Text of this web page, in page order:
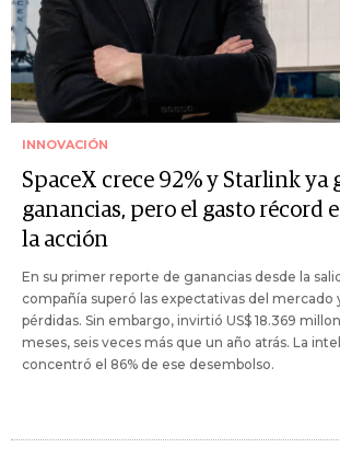
INNOVACIÓN
SpaceX crece 92% y Starlink ya
ganancias, pero el gasto récord
la acción
En su primer reporte de ganancias desde la
compañía superó las expectativas del mercado
pérdidas. Sin embargo, invirtió US$ 18.369
meses, seis veces más que un año atrás. La
concentró el 86% de ese desembolso.